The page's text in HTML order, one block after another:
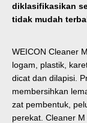
diklasifikasikan
tidak mudah
WEICON Cleaner
logam, plastik,
dicat dan dilapisi.
membersihkan
zat pembentuk,
perekat. Cleaner